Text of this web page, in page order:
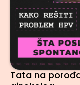
Tata na